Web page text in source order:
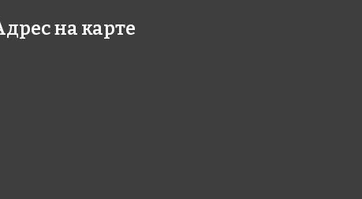
AJ 133+3(2) Rose G 16
318x318
на карте